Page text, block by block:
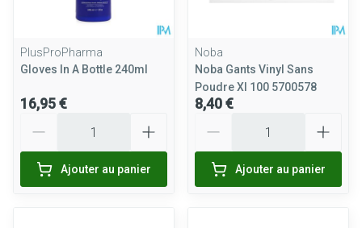
PlusProPharma
Gloves In A Bottle 240ml
16,95 €
Ajouter au panier
Noba
Noba Gants Vinyl Sans
Poudre Xl 100 5700578
8,40 €
Ajouter au panier